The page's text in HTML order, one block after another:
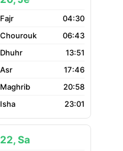
04:30
06:43
13:51
17:46
20:58
23:01
22, Sa